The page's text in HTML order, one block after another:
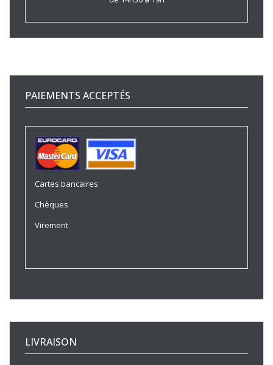
PAIEMENTS ACCEPTÉS
Cartes bancaires
Chèques
Virement
LIVRAISON